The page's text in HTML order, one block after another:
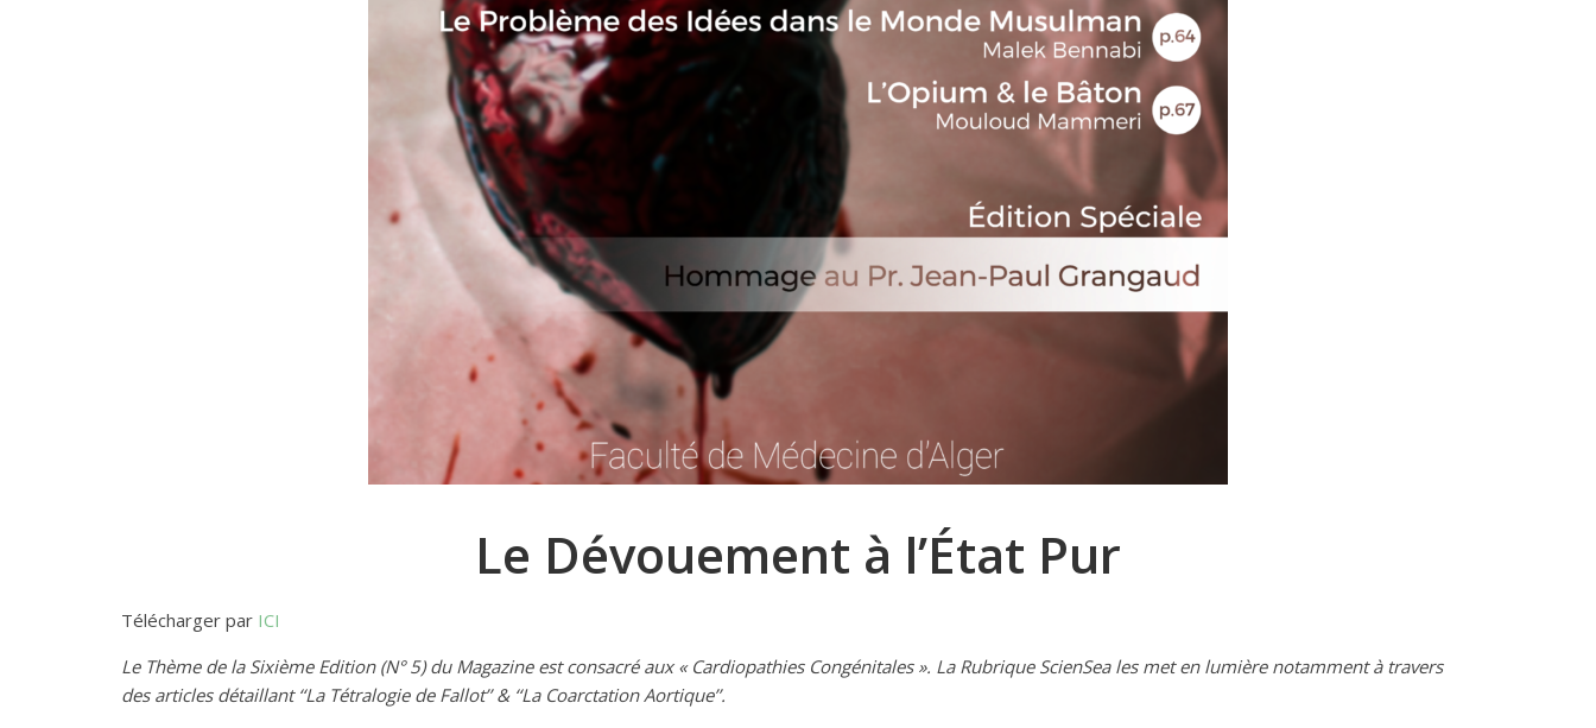
Le Dévouement à l’État Pur
Télécharger par ICI
Le Thème de la Sixième Edition (N° 5) du Magazine est consacré aux « Cardiopathies Congénitales ». La Rubrique ScienSea les met en lumière notamment à travers
des articles détaillant ‘‘La Tétralogie de Fallot’’ & ‘‘La Coarctation Aortique’’.